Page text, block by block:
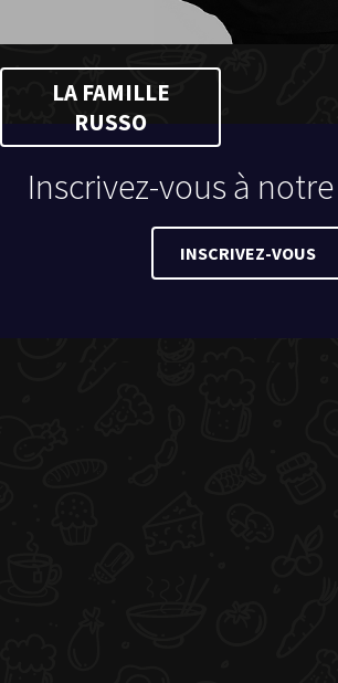
LA FAMILLE
RUSSO
Inscrivez-vous à
INSCRIVEZ-VOUS